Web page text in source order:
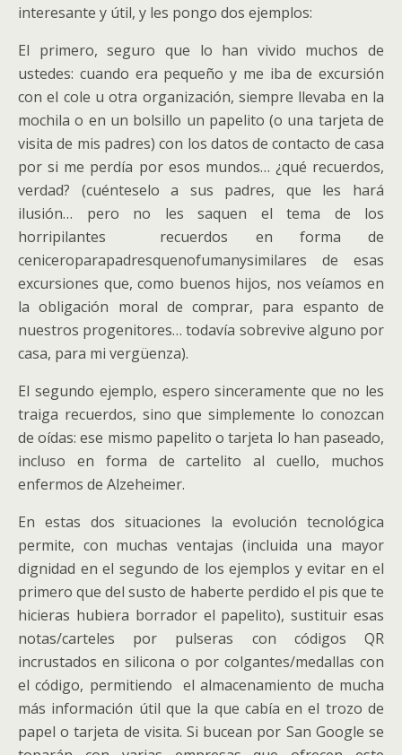
interesante y útil, y les pongo dos ejemplos:
El primero, seguro que lo han vivido muchos de
ustedes: cuando era pequeño y me iba de excursión
con el cole u otra organización, siempre llevaba en la
mochila o en un bolsillo un papelito (o una tarjeta de
visita de mis padres) con los datos de contacto de casa
por si me perdía por esos mundos… ¿qué recuerdos,
verdad? (cuénteselo a sus padres, que les hará
ilusión… pero no les saquen el tema de los
horripilantes recuerdos en forma de
ceniceroparapadresquenofumanysimilares de esas
excursiones que, como buenos hijos, nos veíamos en
la obligación moral de comprar, para espanto de
nuestros progenitores… todavía sobrevive alguno por
casa, para mi vergüenza).
El segundo ejemplo, espero sinceramente que no les
traiga recuerdos, sino que simplemente lo conozcan
de oídas: ese mismo papelito o tarjeta lo han paseado,
incluso en forma de cartelito al cuello, muchos
enfermos de Alzeheimer.
En estas dos situaciones la evolución tecnológica
permite, con muchas ventajas (incluida una mayor
dignidad en el segundo de los ejemplos y evitar en el
primero que del susto de haberte perdido el pis que te
hicieras hubiera borrador el papelito), sustituir esas
notas/carteles por pulseras con códigos QR
incrustados en silicona o por colgantes/medallas con
el código, permitiendo el almacenamiento de mucha
más información útil que la que cabía en el trozo de
papel o tarjeta de visita. Si bucean por San Google se